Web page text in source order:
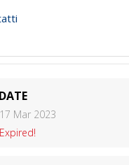
DATE
17 Mar 2023
Expired!